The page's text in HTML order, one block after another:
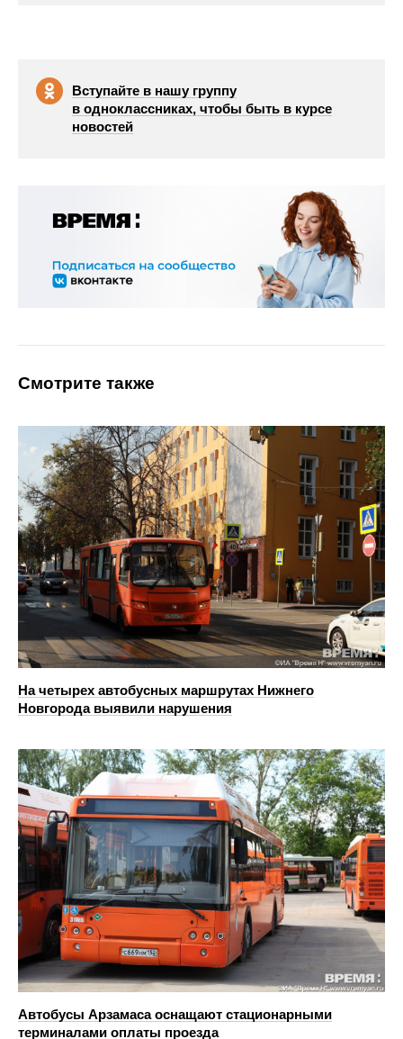
Вступайте в нашу группу
в одноклассниках, чтобы быть в курсе
новостей
Смотрите также
На четырех автобусных маршрутах Нижнего
Новгорода выявили нарушения
Автобусы Арзамаса оснащают стационарными
терминалами оплаты проезда